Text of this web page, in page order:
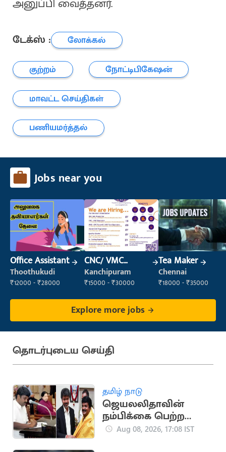
அனுப்பி வைத்தனர்.
டேக்ஸ் :
லோக்கல்
குற்றம்
நோட்டிபிகேஷன்
மாவட்ட செய்திகள்
பணியமர்த்தல்
Jobs near you
Office Assistant
Thoothukudi
₹12000 - ₹28000
CNC/ VMC
Operator
Kanchipuram
₹15000 - ₹30000
Tea Maker
Chennai
₹18000 - ₹35000
Explore more jobs
தொடர்புடைய செய்தி
தமிழ் நாடு
ஜெயலலிதாவின்
நம்பிக்கை பெற்ற
சி.விஜயபாஸ்கர்..
Aug 08, 2026, 17:08 IST